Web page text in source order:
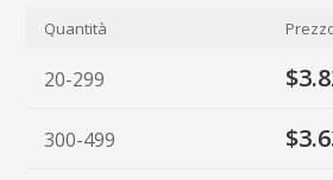
Quantità
20-299
300-499